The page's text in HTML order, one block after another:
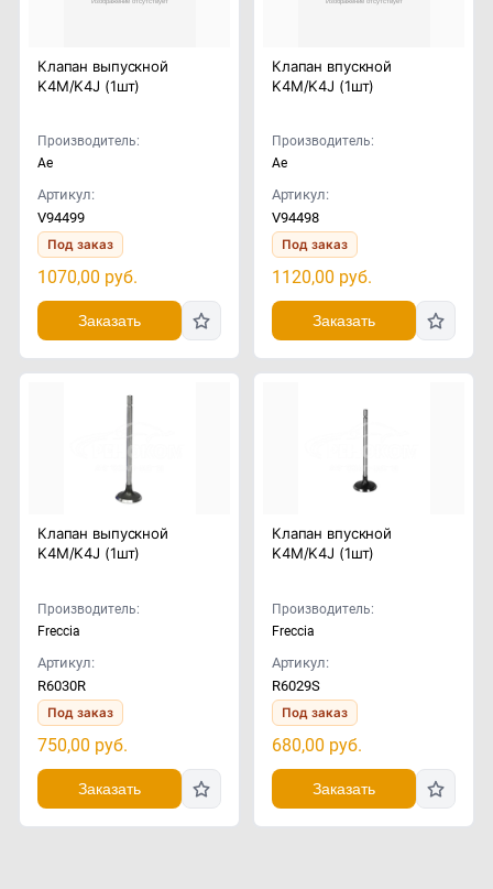
Клапан выпускной
K4M/K4J (1шт)
Производитель:
Ae
Артикул:
V94499
Под заказ
1070,00 руб.
Заказать
Клапан впускной
K4M/K4J (1шт)
Производитель:
Ae
Артикул:
V94498
Под заказ
1120,00 руб.
Заказать
Клапан выпускной
K4M/K4J (1шт)
Производитель:
Freccia
Артикул:
R6030R
Под заказ
750,00 руб.
Заказать
Клапан впускной
K4M/K4J (1шт)
Производитель:
Freccia
Артикул:
R6029S
Под заказ
680,00 руб.
Заказать